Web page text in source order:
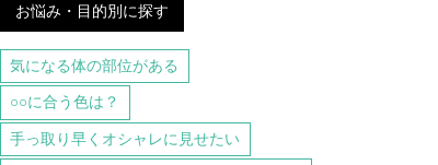
お悩み・目的別に探す
気になる体の部位がある
○○に合う色は？
手っ取り早くオシャレに見せたい